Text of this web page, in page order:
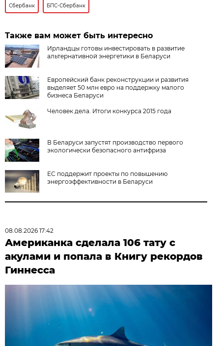
Сбербанк БПС-Сбербанк
Также вам может быть интересно
Ирландцы готовы инвестировать в развитие
альтернативной энергетики в Беларуси
Европейский банк реконструкции и развития
выделяет 50 млн евро на поддержку малого
бизнеса Беларуси
Человек дела. Итоги конкурса 2015 года
В Беларуси запустят производство первого
экологически безопасного антифриза
ЕС поддержит проекты по повышению
энергоэффективности в Беларуси
08.08.2026 17:42
Американка сделала 106 тату с
акулами и попала в Книгу рекордов
Гиннесса